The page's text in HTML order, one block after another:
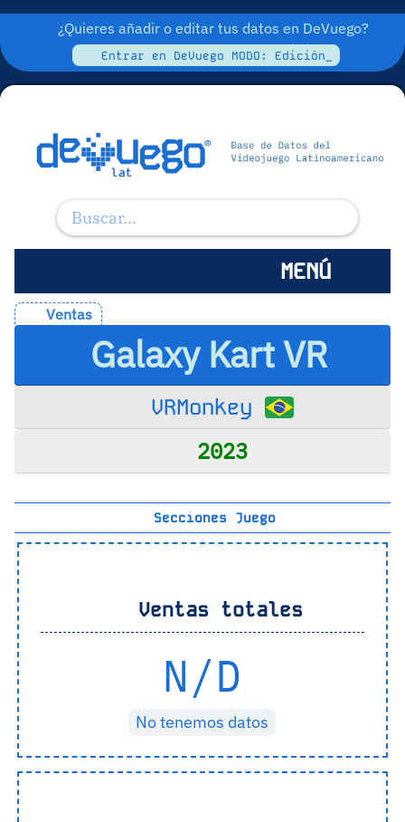
¿Quieres añadir o editar tus datos en DeVuego?
Entrar en DeVuego MODO: Edición_
MENÚ
Ventas
Galaxy Kart VR
VRMonkey
2023
Secciones Juego
Ventas totales
N/D
No tenemos datos